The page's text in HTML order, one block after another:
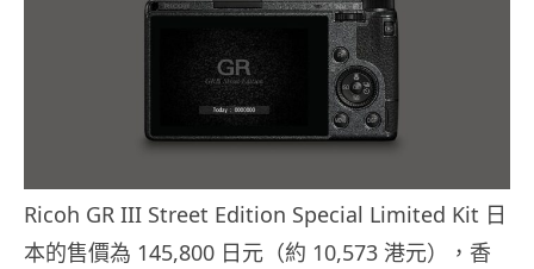
Ricoh GR III Street Edition Special Limited Kit 日
本的售價為 145,800 日元（約 10,573 港元），香